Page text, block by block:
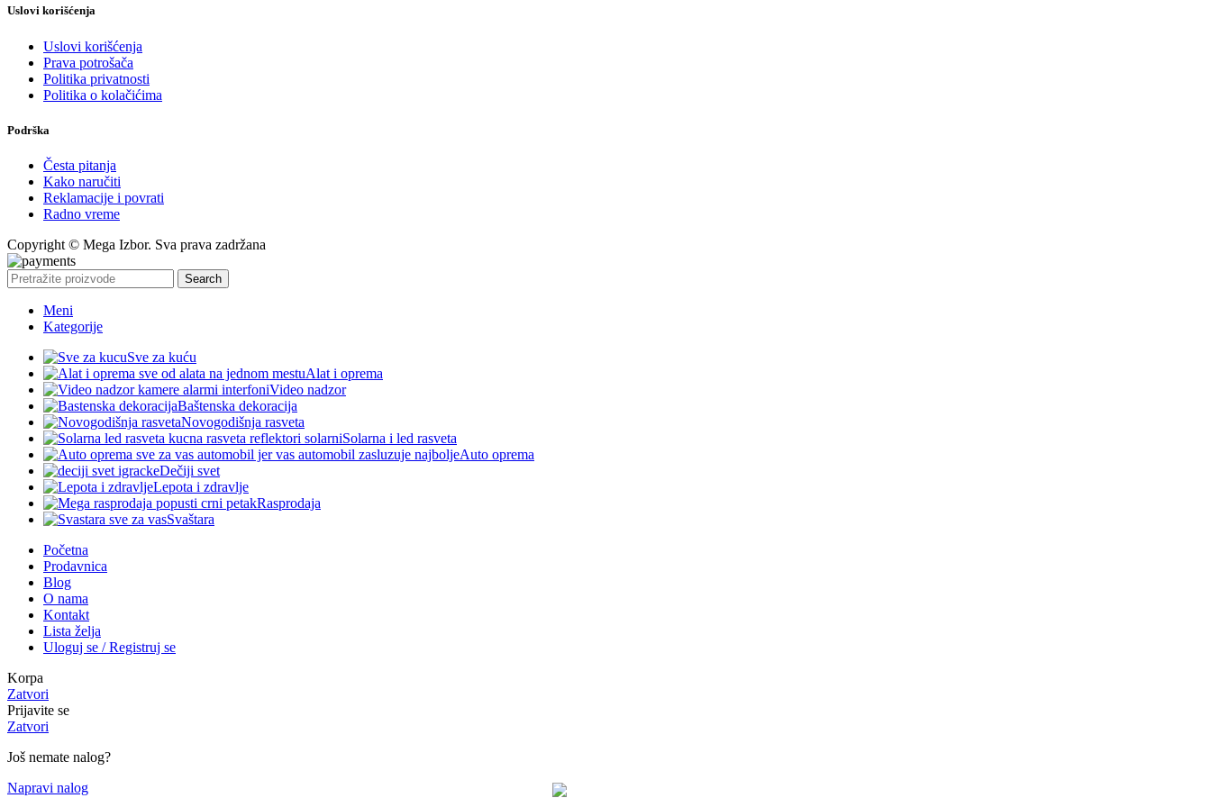
Uslovi korišćenja
Uslovi korišćenja
Prava potrošača
Politika privatnosti
Politika o kolačićima
Podrška
Česta pitanja
Kako naručiti
Reklamacije i povrati
Radno vreme
Copyright © Mega Izbor. Sva prava zadržana
Search
Meni
Kategorije
Sve za kuću
Alat i oprema
Video nadzor
Baštenska dekoracija
Novogodišnja rasveta
Solarna i led rasveta
Auto oprema
Dečiji svet
Lepota i zdravlje
Rasprodaja
Svaštara
Početna
Prodavnica
Blog
O nama
Kontakt
Lista želja
Uloguj se / Registruj se
Korpa
Zatvori
Prijavite se
Zatvori
Još nemate nalog?
Napravi nalog